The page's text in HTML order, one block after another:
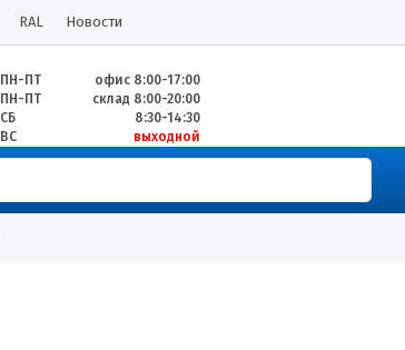
RAL Новости
ПН-ПТ
офис 8:00-17:00
ПН-ПТ
склад 8:00-20:00
СБ
8:30-14:30
ВС
выходной